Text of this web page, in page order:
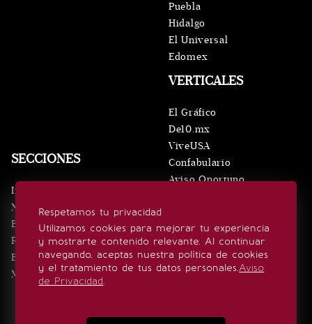
Respetamos tu privacidad
Utilizamos cookies para mejorar tu experiencia
y mostrarte contenido relevante. Al continuar
navegando, aceptas nuestra política de cookies
y el tratamiento de tus datos personales.Aviso
de Privacidad.
SECCIONES
Inicio
Noticias
Eventos
Realeza
Estilo de vida
Minuto x Minuto
VERTICALES
El Gráfico
De10.mx
ViveUSA
Confabulario
Aviso Oportuno
Puebla
Hidalgo
El Universal
Edomex
SÍGUENOS